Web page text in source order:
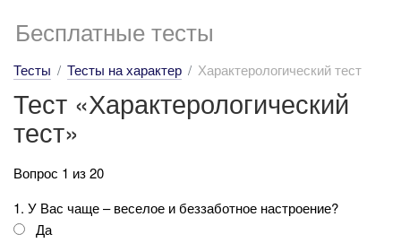
Бесплатные тесты
Тесты Тесты на характер Характерологический тест
Тест «Характерологический
тест»
Вопрос 1 из 20
1. У Вас чаще – веселое и беззаботное настроение?
Да